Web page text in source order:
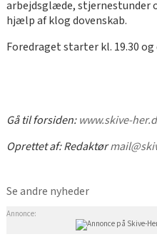
arbejdsglæde, stjernestunder
hjælp af klog dovenskab.
Foredraget starter kl. 19.30
Gå til forsiden:www.skive-
Oprettet af:Redaktør
Se andre nyheder
Annonce: